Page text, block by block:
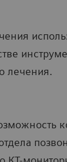
лечения.